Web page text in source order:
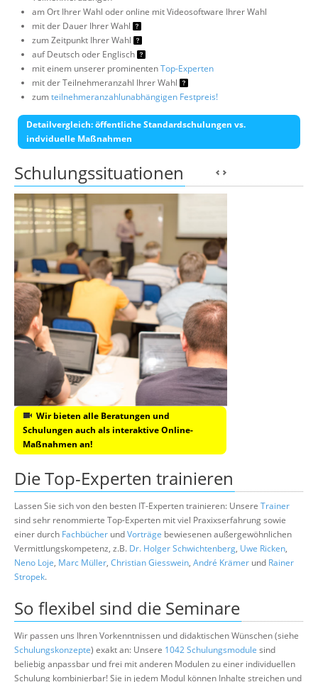
am Ort Ihrer Wahl oder online mit Videosoftware Ihrer Wahl
mit der Dauer Ihrer Wahl
zum Zeitpunkt Ihrer Wahl
auf Deutsch oder Englisch
mit einem unserer prominentenTop-Experten
mit der Teilnehmeranzahl Ihrer Wahl
zumteilnehmeranzahlunabhängigen Festpreis!
Detailvergleich: öffentliche Standardschulungen vs.
indviduelle Maßnahmen
Schulungssituationen
Wir bieten alle Beratungen und
Schulungen auch als interaktive Online-
Maßnahmen an!
Die Top-Experten trainieren
Lassen Sie sich von den besten IT-Experten trainieren: Unsere Trainer
sind sehr renommierte Top-Experten mit viel Praxixserfahrung sowie
einer durch Fachbücher undVorträge bewiesenen außergewöhnlichen
Vermittlungskompetenz, z.B. Dr. Holger Schwichtenberg, Uwe Ricken,
Neno Loje, Marc Müller, Christian Giesswein, André Krämer und Rainer
Stropek.
So flexibel sind die Seminare
Wir passen uns Ihren Vorkenntnissen und didaktischen Wünschen (siehe
Schulungskonzepte) exakt an: Unsere 1042 Schulungsmodule sind
beliebig anpassbar und frei mit anderen Modulen zu einer individuellen
Schulung kombinierbar! Sie in jedem Modul können Inhalte streichen und